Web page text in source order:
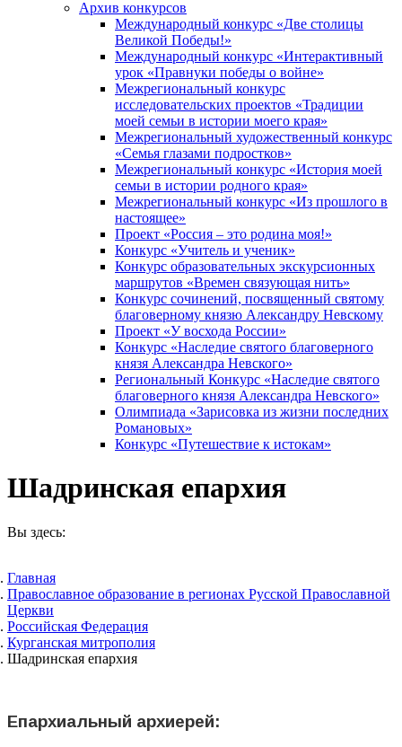
Архив конкурсов
Международный конкурс «Две столицы
Великой Победы!»
Международный конкурс «Интерактивный
урок «Правнуки победы о войне»
Межрегиональный конкурс
исследовательских проектов «Традиции
моей семьи в истории моего края»
Межрегиональный художественный конкурс
«Семья глазами подростков»
Межрегиональный конкурс «История моей
семьи в истории родного края»
Межрегиональный конкурс «Из прошлого в
настоящее»
Проект «Россия – это родина моя!»
Конкурс «Учитель и ученик»
Конкурс образовательных экскурсионных
маршрутов «Времен связующая нить»
Конкурс сочинений, посвященный святому
благоверному князю Александру Невскому
Проект «У восхода России»
Конкурс «Наследие святого благоверного
князя Александра Невского»
Региональный Конкурс «Наследие святого
благоверного князя Александра Невского»
Олимпиада «Зарисовка из жизни последних
Романовых»
Конкурс «Путешествие к истокам»
Шадринская епархия
Вы здесь:
Главная
Православное образование в регионах Русской Православной
Церкви
Российская Федерация
Курганская митрополия
Шадринская епархия
Епархиальный архиерей: